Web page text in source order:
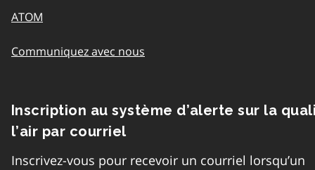
ATOM
Communiquez avec nous
Inscription au système d’alerte sur la
l’air par courriel
Inscrivez-vous pour recevoir un courriel lorsqu’un